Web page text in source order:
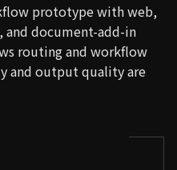
prototype with web,
and document-add-in
routing and workflow
and output quality are